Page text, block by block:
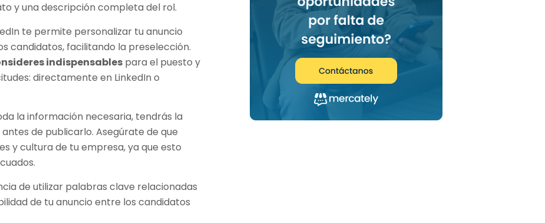
y una descripción completa del rol.
te permite personalizar tu anuncio
candidatos, facilitando la preselección.
indispensables para el puesto y
directamente en LinkedIn o
la información necesaria, tendrás la
de publicarlo. Asegúrate de que
y cultura de tu empresa, ya que esto
de utilizar palabras clave relacionadas
de tu anuncio entre los candidatos